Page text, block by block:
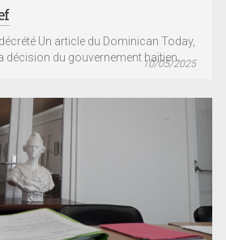
décrété Un article du Dominican Today,
décision du gouvernement haïtien...
10/05/2025